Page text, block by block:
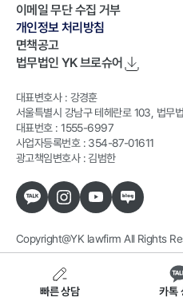
이메일 무단 수집 거부
개인정보 처리방침
면책공고
법무법인 YK브로슈어
대표변호사 : 강경훈
서울특별시 강남구 테헤란로 103, 법무
대표번호 : 1555-6997
사업자등록번호 : 354-87-01611
광고책임변호사 : 김범한
Copyright@YK lawfirm All Rights
빠른 상담 카톡